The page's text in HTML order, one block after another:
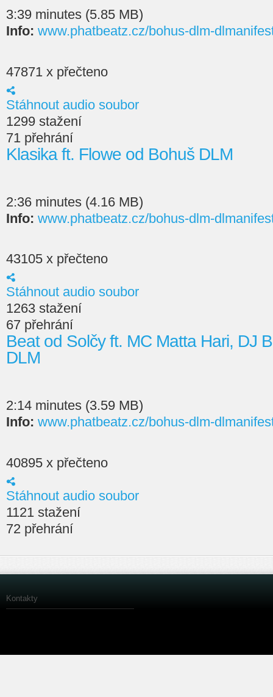
3:39 minutes (5.85 MB)
Info: www.phatbeatz.cz/bohus-dlm-
47871 x přečteno
Stáhnout audio soubor
1299 stažení
71 přehrání
Klasika ft. Flowe od Bohuš DLM
2:36 minutes (4.16 MB)
Info: www.phatbeatz.cz/bohus-dlm-
43105 x přečteno
Stáhnout audio soubor
1263 stažení
67 přehrání
Beat od Solčy ft. MC Matta Hari, DJ
DLM
2:14 minutes (3.59 MB)
Info: www.phatbeatz.cz/bohus-dlm-
40895 x přečteno
Stáhnout audio soubor
1121 stažení
72 přehrání
Kontakty